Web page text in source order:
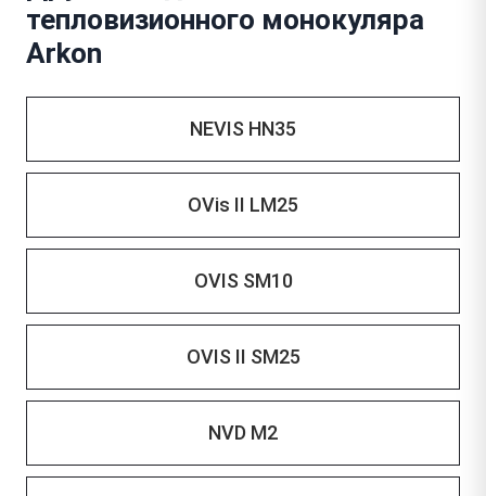
тепловизионного монокуляра
Arkon
NEVIS HN35
OVis II LM25
OVIS SM10
OVIS II SM25
NVD M2